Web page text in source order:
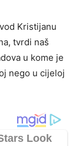
Kristijanu
tvrdi naš
u kome je
nego u cijeloj